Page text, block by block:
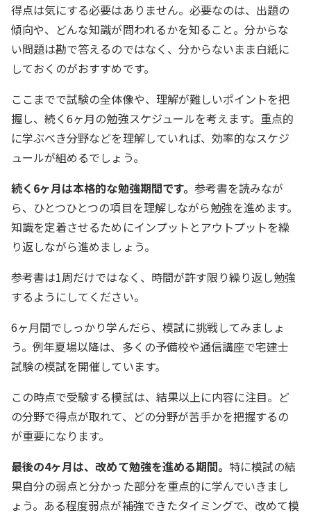
得点は気にする必要はありません。必要なのは、出題の
傾向や、どんな知識が問われるかを知ること。分からな
い問題は勘で答えるのではなく、分からないまま白紙に
しておくのがおすすめです。
ここまでで試験の全体像や、理解が難しいポイントを把
握し、続く6ヶ月の勉強スケジュールを考えます。重点的
に学ぶべき分野などを理解していれば、効率的なスケジ
ュールが組めるでしょう。
続く6ヶ月は本格的な勉強期間です。 参考書を読みなが
ら、ひとつひとつの項目を理解しながら勉強を進めます。
知識を定着させるためにインプットとアウトプットを繰
り返しながら進めましょう。
参考書は1周だけではなく、時間が許す限り繰り返し勉強
するようにしてください。
6ヶ月間でしっかり学んだら、模試に挑戦してみましょ
う。例年夏場以降は、多くの予備校や通信講座で宅建士
試験の模試を開催しています。
この時点で受験する模試は、結果以上に内容に注目。ど
の分野で得点が取れて、どの分野が苦手かを把握するの
が重要になります。
最後の4ヶ月は、改めて勉強を進める期間。 特に模試の結
果自分の弱点と分かった部分を重点的に学んでいきまし
ょう。ある程度弱点が補強できたタイミングで、改めて模